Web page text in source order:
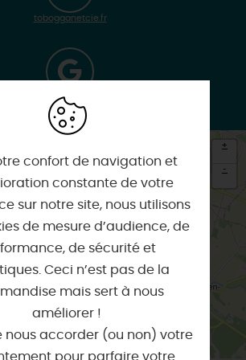
tobogganetcie.fr
Google
×
Itinéraire vers
OLIVET
+
-
confort de navigation et
constante de votre
sur notre site, nous utilisons
de mesure d’audience, de
de sécurité et
Ceci n’est pas de la
mais sert à nous
améliorer !
nous accorder (ou non) votre
pour parfaire votre